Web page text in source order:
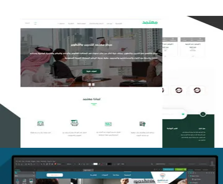
تصميم منصة معتمد للتدريب
التفاصيل